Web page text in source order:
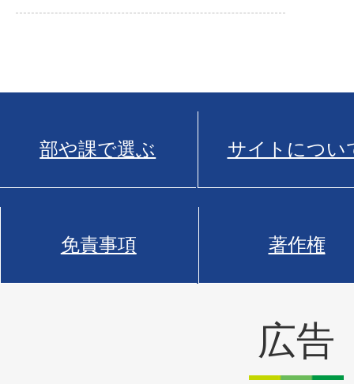
部や課で選ぶ サイトについ
免責事項 著作権
広告